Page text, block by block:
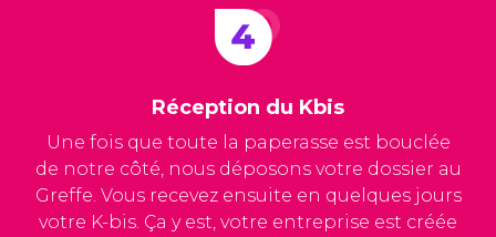
Réception du Kbis
Une fois que toute la paperasse est bouclée
de notre côté, nous déposons votre dossier au
Greffe. Vous recevez ensuite en quelques jours
votre K-bis. Ça y est, votre entreprise est créée